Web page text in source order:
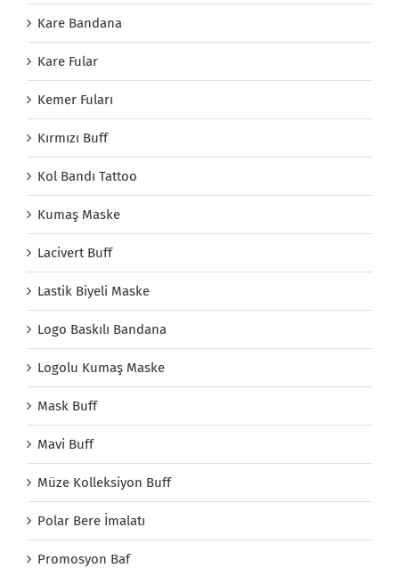
Kare Bandana
Kare Fular
Kemer Fuları
Kırmızı Buff
Kol Bandı Tattoo
Kumaş Maske
Lacivert Buff
Lastik Biyeli Maske
Logo Baskılı Bandana
Logolu Kumaş Maske
Mask Buff
Mavi Buff
Müze Kolleksiyon Buff
Polar Bere İmalatı
Promosyon Baf